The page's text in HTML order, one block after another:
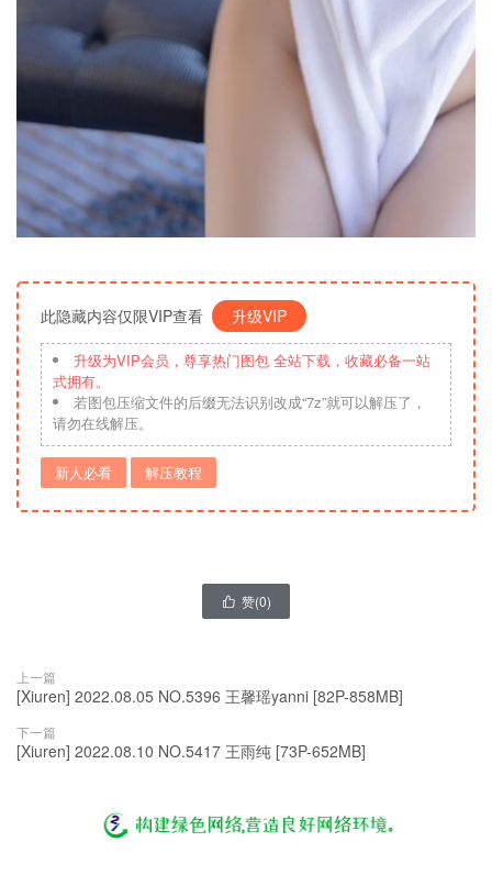
此隐藏内容仅限VIP查看 升级VIP
升级为VIP会员，尊享热门图包 全站下载，收藏必备一站
式拥有。
若图包压缩文件的后缀无法识别改成“7z”就可以解压了，
请勿在线解压。
新人必看 解压教程
 赞(0)
上一篇
[Xiuren] 2022.08.05 NO.5396 王馨瑶yanni [82P-858MB]
下一篇
[Xiuren] 2022.08.10 NO.5417 王雨纯 [73P-652MB]